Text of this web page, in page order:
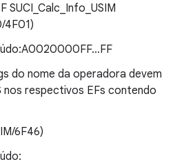
SUCI_Calc_Info_USIM
4F01)
do nome da operadora devem
nos respectivos EFs contendo
6F46)